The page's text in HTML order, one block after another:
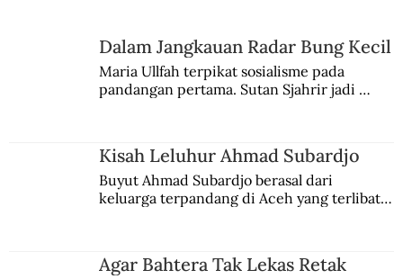
Dalam Jangkauan Radar Bung Kecil
Maria Ullfah terpikat sosialisme pada
pandangan pertama. Sutan Sjahrir jadi
Kisah Leluhur Ahmad Subardjo
Buyut Ahmad Subardjo berasal dari
keluarga terpandang di Aceh yang terlibat
Agar Bahtera Tak Lekas Retak